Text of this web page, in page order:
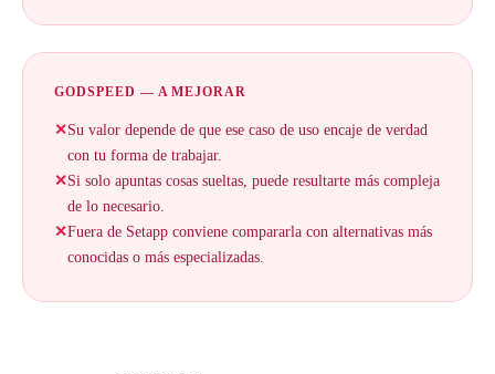
GODSPEED — A MEJORAR
✕Su valor depende de que ese caso de uso encaje de verdad
con tu forma de trabajar.
✕Si solo apuntas cosas sueltas, puede resultarte más compleja
de lo necesario.
✕Fuera de Setapp conviene compararla con alternativas más
conocidas o más especializadas.